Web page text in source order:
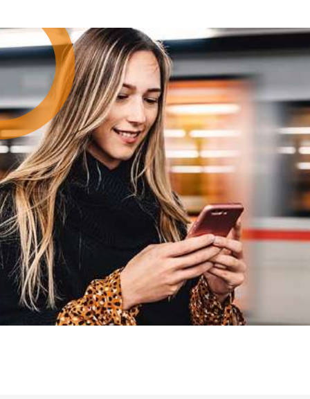
ohne Kinder an.
Sonnenuntergang
für mich, da ich die
Kur war“, erinnert sich
konnte sie nicht begleiten,
zweimal. „Das war
beiden gutgetan, ohne
gemeinsam Zeit zu
dreiwöchigen Auszeit an
den Alltagsstress hinter
sich und ihre Gesundheit
offen über ihre
Methoden kennen, um
entspannen. Tägliche
bei Sonnenuntergang,
fehlen. Eine bleibende
Federball – hatte es ihr
möchte ich auch zu Hause
gemeinsam mit meiner